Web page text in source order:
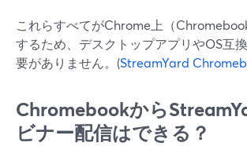
これらすべてがChrome上（
するため、デスクトップアプリやOS互
要がありません。(StreamYard
Chromebookから
ビナー配信はできる？